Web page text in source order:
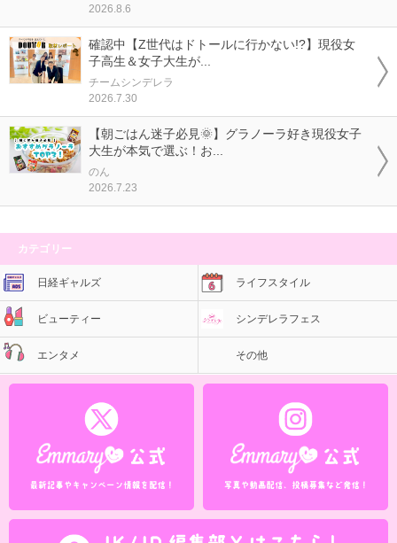
2026.8.6
確認中【Z世代はドトールに行かない!?】現役女
子高生＆女子大生が...
チームシンデレラ
2026.7.30
【朝ごはん迷子必見🌞】グラノーラ好き現役女子
大生が本気で選ぶ！お...
のん
2026.7.23
カテゴリー
日経ギャルズ ライフスタイル
ビューティー シンデレラフェス
エンタメ その他